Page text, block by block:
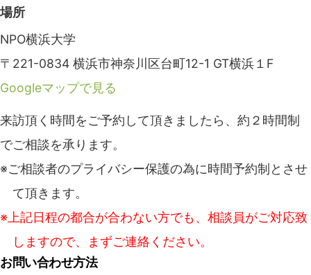
場所
NPO横浜大学
〒221-0834 横浜市神奈川区台町12-1 GT横浜１F
Googleマップで見る
来訪頂く時間をご予約して頂きましたら、約２時間制
でご相談を承ります。
※ご相談者のプライバシー保護の為に時間予約制とさせ
て頂きます。
※上記日程の都合が合わない方でも、相談員がご対応致
しますので、まずご連絡ください。
お問い合わせ方法